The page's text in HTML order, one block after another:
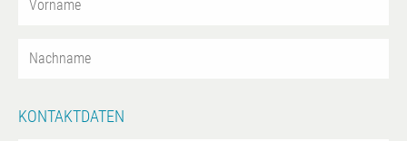
KONTAKTDATEN